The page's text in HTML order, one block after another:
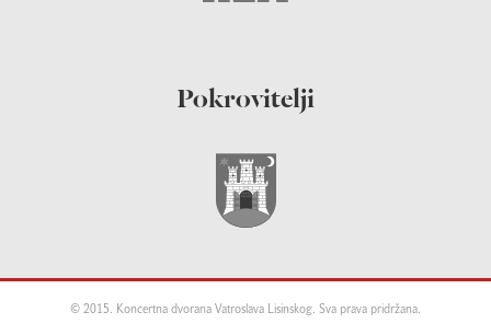
Pokrovitelji
© 2015. Koncertna dvorana Vatroslava Lisinskog. Sva prava pridržana.